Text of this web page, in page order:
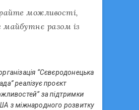
можливості,
майбутнє разом із
“Сєвєродонецька
реалізує проєкт
за підтримки
з міжнародного розвитку